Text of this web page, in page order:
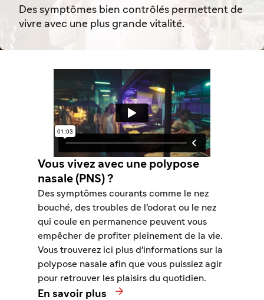
Des symptômes bien contrôlés permettent de
vivre avec une plus grande vitalité.
Vous vivez avec une polypose
nasale (PNS) ?
Des symptômes courants comme le nez
bouché, des troubles de l'odorat ou le nez
qui coule en permanence peuvent vous
empêcher de profiter pleinement de la vie.
Vous trouverez ici plus d'informations sur la
polypose nasale afin que vous puissiez agir
pour retrouver les plaisirs du quotidien.
En savoir plus 